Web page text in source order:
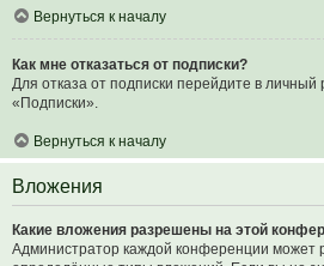
Вернуться к началу
Как мне отказаться от подписки?
Для отказа от подписки перейдите в
«Подписки».
Вернуться к началу
Вложения
Какие вложения разрешены на этой
Администратор каждой конференции может